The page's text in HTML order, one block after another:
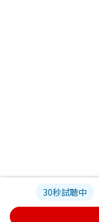
30秒試聴中